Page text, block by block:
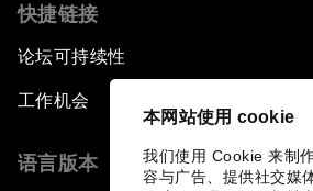
本网站使用 cookie
我们使用 Cookie 来制
容与广告、提供社交媒
快捷链接
论坛可持续性
工作机会
语言版本